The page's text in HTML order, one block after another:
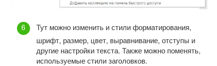
Тут можно изменить и стили форматирования,
шрифт, размер, цвет, выравнивание, отступы и
другие настройки текста. Также можно поменять,
используемые стили заголовков.